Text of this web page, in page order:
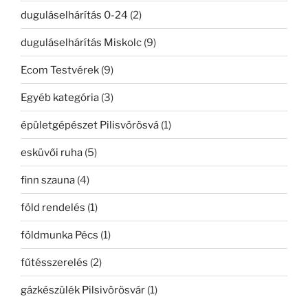
duguláselhárítás 0-24 (2)
duguláselhárítás Miskolc (9)
Ecom Testvérek (9)
Egyéb kategória (3)
épületgépészet Pilisvörösvá (1)
esküvői ruha (5)
finn szauna (4)
föld rendelés (1)
földmunka Pécs (1)
fűtésszerelés (2)
gázkészülék Pilsivörösvár (1)